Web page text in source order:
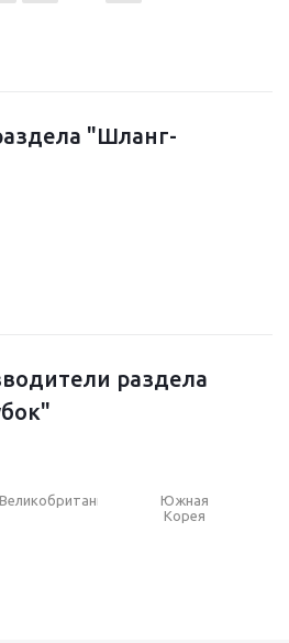
"Шланг-
раздела
Великобритания
Южная
Корея